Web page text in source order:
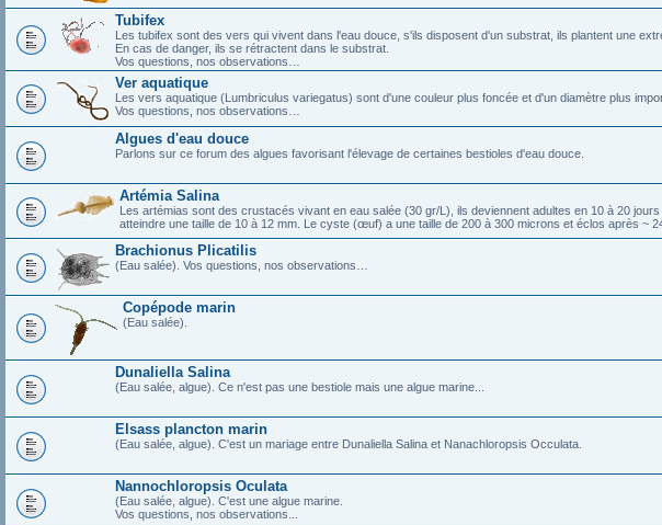
Tubifex
Les tubifex sont des vers qui vivent dans l'eau douce, s'ils disposent d'un substrat, ils plantent une
En cas de danger, ils se rétractent dans le substrat.
Vos questions, nos observations…
Ver aquatique
Les vers aquatique (Lumbriculus variegatus) sont d'une couleur plus foncée et d'un diamètre plus
Vos questions, nos observations…
Algues d'eau douce
Parlons sur ce forum des algues favorisant l'élevage de certaines bestioles d'eau douce.
Artémia Salina
Les artémias sont des crustacés vivant en eau salée (30 gr/L), ils deviennent adultes en 10 à 20
atteindre une taille de 10 à 12 mm. Le cyste (œuf) a une taille de 200 à 300 microns et éclos après ~
Brachionus Plicatilis
(Eau salée). Vos questions, nos observations…
Copépode marin
(Eau salée).
Dunaliella Salina
(Eau salée, algue). Ce n'est pas une bestiole mais une algue marine...
Elsass plancton marin
(Eau salée, algue). C'est un mariage entre Dunaliella Salina et Nanachloropsis Occulata.
Nannochloropsis Oculata
(Eau salée, algue). C'est une algue marine.
Vos questions, nos observations...